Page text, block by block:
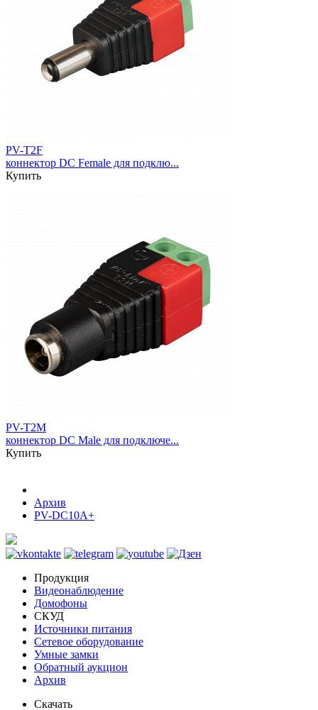
PV-T2F
коннектор DC Female для подклю...
Купить
PV-T2M
коннектор DC Male для подключе...
Купить
Архив
PV-DC10A+
Продукция
Видеонаблюдение
Домофоны
СКУД
Источники питания
Сетевое оборудование
Умные замки
Обратный аукцион
Архив
Скачать